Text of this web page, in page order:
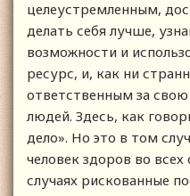
целеустремленным,
делать себя лучше,
возможности и
ресурс, и, как ни
ответственным за
людей. Здесь, как
дело». Но это в том
человек здоров во
случаях рискованные